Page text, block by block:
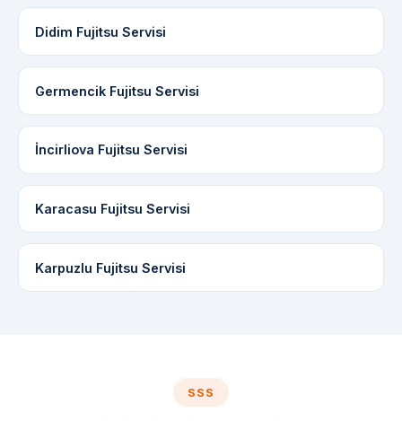
Didim Fujitsu Servisi
Germencik Fujitsu Servisi
İncirliova Fujitsu Servisi
Karacasu Fujitsu Servisi
Karpuzlu Fujitsu Servisi
SSS